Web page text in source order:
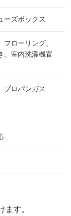
ーズボックス
ローリング、
、室内洗濯機置
プロパンガス
す。